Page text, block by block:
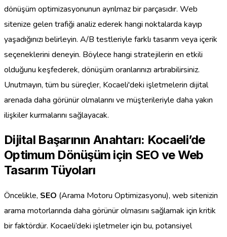
dönüşüm optimizasyonunun ayrılmaz bir parçasıdır. Web
sitenize gelen trafiği analiz ederek hangi noktalarda kayıp
yaşadığınızı belirleyin. A/B testleriyle farklı tasarım veya içerik
seçeneklerini deneyin. Böylece hangi stratejilerin en etkili
olduğunu keşfederek, dönüşüm oranlarınızı artırabilirsiniz.
Unutmayın, tüm bu süreçler, Kocaeli'deki işletmelerin dijital
arenada daha görünür olmalarını ve müşterileriyle daha yakın
ilişkiler kurmalarını sağlayacak.
Dijital Başarının Anahtarı: Kocaeli’de
Optimum Dönüşüm için SEO ve Web
Tasarım Tüyoları
Öncelikle, SEO (Arama Motoru Optimizasyonu), web sitenizin
arama motorlarında daha görünür olmasını sağlamak için kritik
bir faktördür. Kocaeli’deki işletmeler için bu, potansiyel